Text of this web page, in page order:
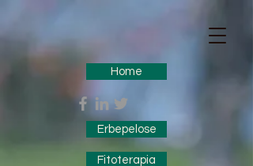
Home
Erbepelose
Fitoterapia